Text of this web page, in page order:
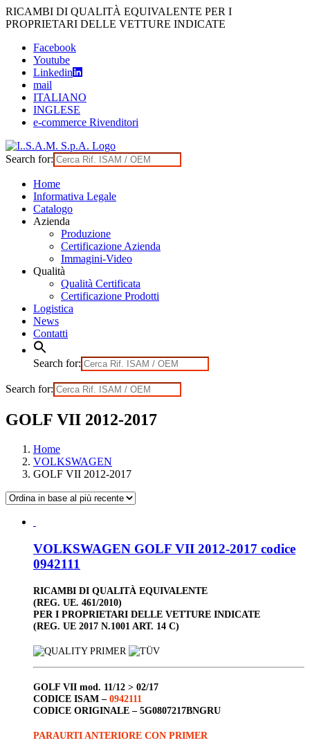
Skip
to
RICAMBI DI QUALITÀ EQUIVALENTE PER I
PROPRIETARI DELLE VETTURE INDICATE
Facebook
Youtube
Linkedin
mail
ITALIANO
INGLESE
e-commerce Rivenditori
Search for:
Home
Informativa Legale
Catalogo
Azienda
Produzione
Certificazione Azienda
Immagini-Video
Qualità
Qualità Certificata
Certificazione Prodotti
Logistica
News
Contatti
Search for:
Search for:
GOLF VII 2012-2017
Home
VOLKSWAGEN
GOLF VII 2012-2017
VOLKSWAGEN GOLF VII 2012-2017 codice
0942111
RICAMBI DI QUALITÀ EQUIVALENTE
(REG. UE. 461/2010)
PER I PROPRIETARI DELLE VETTURE INDICATE
(REG. UE 2017 N.1001 ART. 14 C)
GOLF VII mod. 11/12 > 02/17
CODICE ISAM – 0942111
CODICE ORIGINALE – 5G0807217BNGRU
PARAURTI ANTERIORE CON PRIMER